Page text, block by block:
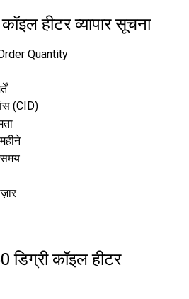
हीटर व्यापार सूचना
Quantity
(CID)
समय
कॉइल हीटर